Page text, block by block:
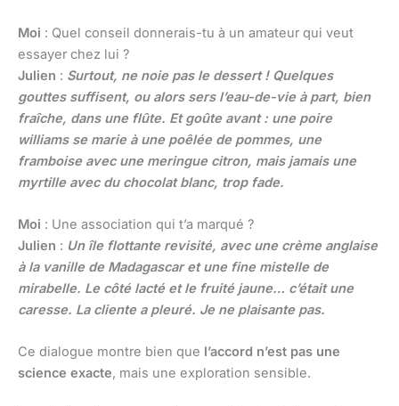
Moi : Quel conseil donnerais-tu à un amateur qui veut
essayer chez lui ?
Julien : Surtout, ne noie pas le dessert ! Quelques
gouttes suffisent, ou alors sers l’eau-de-vie à part, bien
fraîche, dans une flûte. Et goûte avant : une poire
williams se marie à une poêlée de pommes, une
framboise avec une meringue citron, mais jamais une
myrtille avec du chocolat blanc, trop fade.
Moi : Une association qui t’a marqué ?
Julien : Un île flottante revisité, avec une crème anglaise
à la vanille de Madagascar et une fine mistelle de
mirabelle. Le côté lacté et le fruité jaune… c’était une
caresse. La cliente a pleuré. Je ne plaisante pas.
Ce dialogue montre bien que l’accord n’est pas une
science exacte, mais une exploration sensible.